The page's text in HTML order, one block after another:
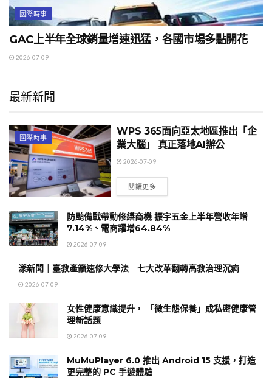
國際時事
GAC上半年全球銷量增速迅猛，各國市場多點開花
2026-07-09
最新新聞
國際時事
WPS 365面向亞太地區推出「企
業大腦」 真正落地AI辦公
2026-07-09
閱讀更多
防颱備戰帶動修繕商機 振宇五金上半年營收年增
7.14%、電商躍增64.84%
2026-07-09
漾新聞｜臺教產籲速修大學法 七大改革翻轉高教治理沉痾
2026-07-09
女性健康意識提升， 「微生態保養」成私密健康管
理新話題
2026-07-09
MuMuPlayer 6.0 推出 Android 15 支援，打造
更完整的 PC 手遊體驗